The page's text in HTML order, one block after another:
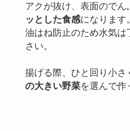
アクが抜け、表面ので
ッとした食感になります
油はね防止のため水気
さい。
揚げる際、ひと回り小さ
の大きい野菜を選んで作